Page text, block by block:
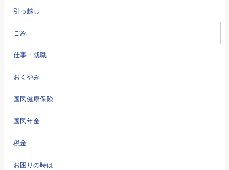
引っ越し
ごみ
仕事・就職
おくやみ
国民健康保険
国民年金
税金
お困りの時は